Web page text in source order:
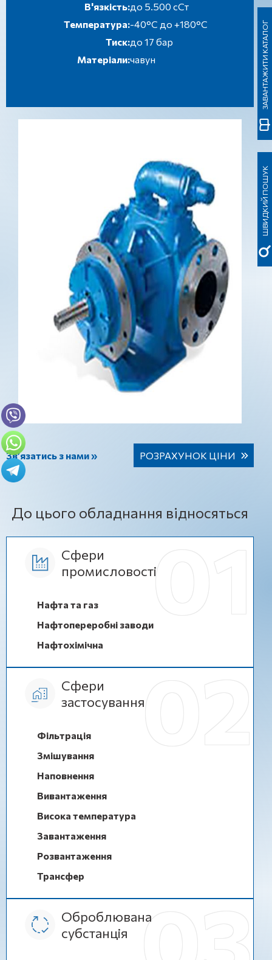
В'язкість:до 5.500 сСт
Температура:-40°C до +180°C
Тиск:до 17 бар
Матеріали:чавун
Зв’язатись з нами » РОЗРАХУНОК ЦІНИ
До цього обладнання відносяться
Сфери
промисловості
Нафта та газ
Нафтопереробні заводи
Нафтохімічна
Сфери
застосування
Фільтрація
Змішування
Наповнення
Вивантаження
Висока температура
Завантаження
Розвантаження
Трансфер
Оброблювана
субстанція
ШВИДКИЙ ПОШУК
ЗАВАНТАЖИТИ КАТАЛОГ